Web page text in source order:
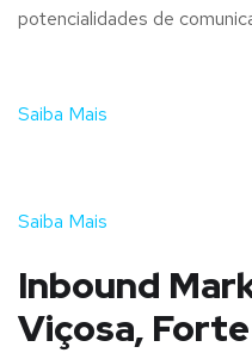
potencialidades de
Saiba Mais
Saiba Mais
Inbound
Viçosa,